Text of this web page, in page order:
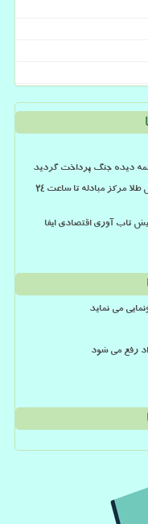
مهلت واریز وجه الضمان برای شرکت در حراج شمش طلا مرکز مبادله تا ساعت ۲۴
تاب آوری اقتصادی ایفا
می نماید